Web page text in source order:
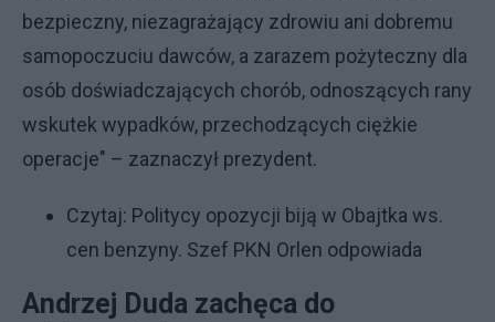
bezpieczny, niezagrażający zdrowiu ani dobremu
samopoczuciu dawców, a zarazem pożyteczny dla
osób doświadczających chorób, odnoszących rany
wskutek wypadków, przechodzących ciężkie
operacje" – zaznaczył prezydent.
Czytaj: Politycy opozycji biją w Obajtka ws.
cen benzyny. Szef PKN Orlen odpowiada
Andrzej Duda zachęca do